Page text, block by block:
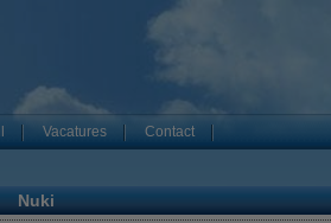
Vacatures Contact
Nuki